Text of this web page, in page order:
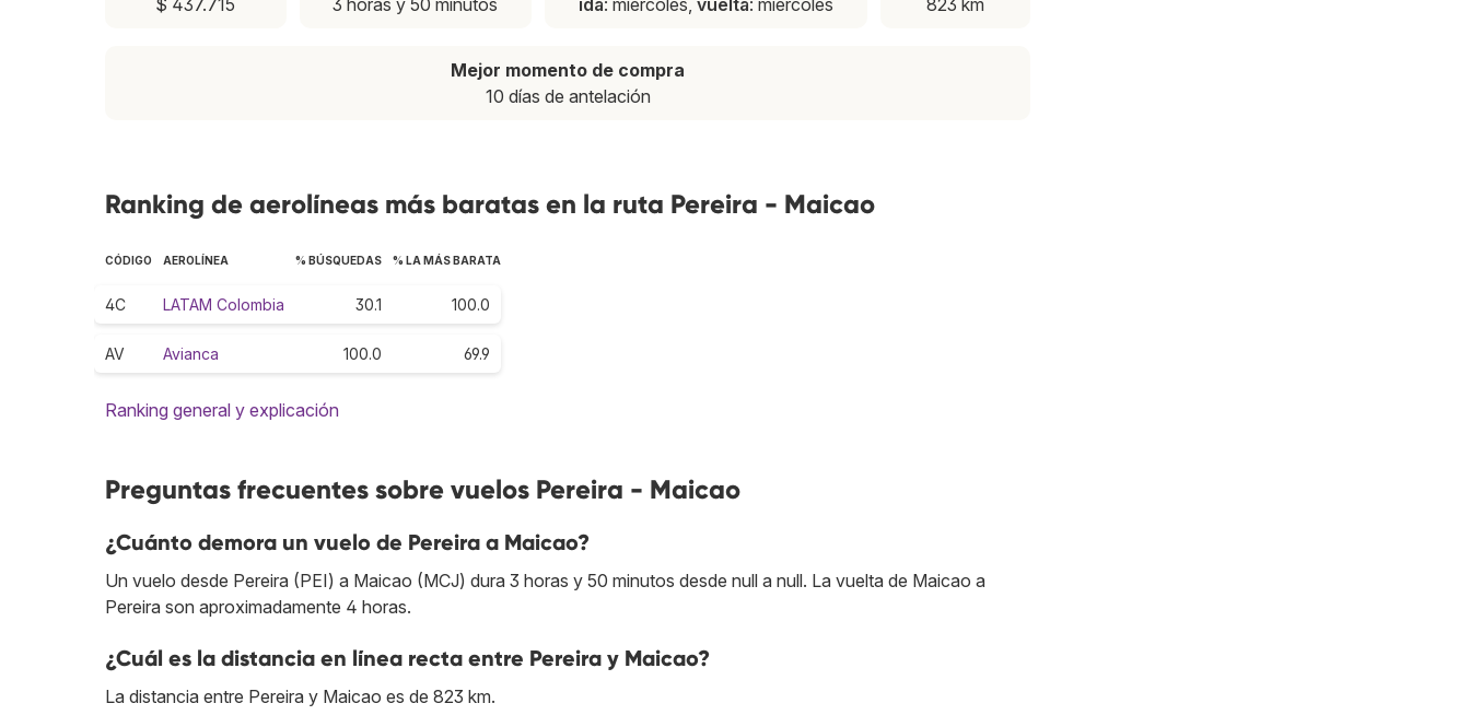
$ 437.715
3 horas y 50 minutos
ida: miércoles, vuelta: miércoles
823 km
Mejor momento de compra
10 días de antelación
Ranking de aerolíneas más baratas en la ruta Pereira - Maicao
CÓDIGO AEROLÍNEA % BÚSQUEDAS % LA MÁS BARATA
4C LATAM Colombia 30.1 100.0
AV Avianca 100.0 69.9
Ranking general y explicación
Preguntas frecuentes sobre vuelos Pereira - Maicao
¿Cuánto demora un vuelo de Pereira a Maicao?
Un vuelo desde Pereira (PEI) a Maicao (MCJ) dura 3 horas y 50 minutos desde null a null. La vuelta de Maicao a
Pereira son aproximadamente 4 horas.
¿Cuál es la distancia en línea recta entre Pereira y Maicao?
La distancia entre Pereira y Maicao es de 823 km.